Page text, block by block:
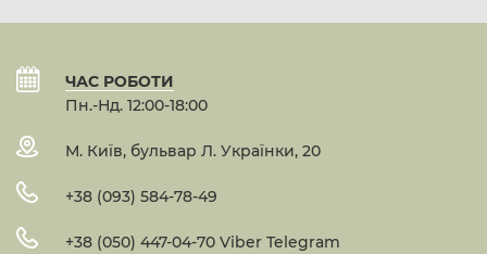
ЧАС РОБОТИ
Пн.-Нд. 12:00-18:00
М. Київ, бульвар Л. Українки, 20
+38 (093) 584-78-49
+38 (050) 447-04-70 Viber Telegram